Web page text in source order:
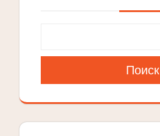
Поиск